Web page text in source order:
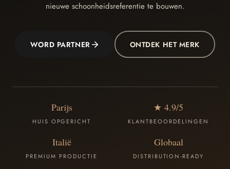
nieuwe schoonheidsreferentie te bouwen.
WORD PARTNER ONTDEK HET MERK
Parijs
HUIS OPGERICHT
★ 4.9/5
KLANTBEOORDELINGEN
Italië
PREMIUM PRODUCTIE
Globaal
DISTRIBUTION-READY